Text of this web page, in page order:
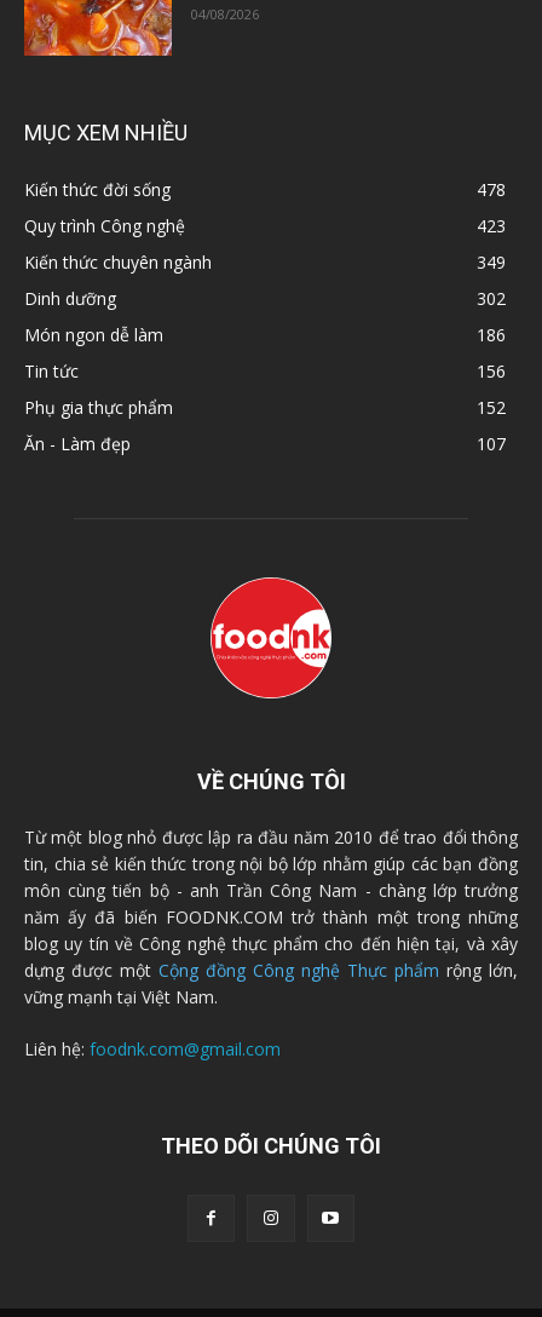
04/08/2026
MỤC XEM NHIỀU
Kiến thức đời sống
478
Quy trình Công nghệ
423
Kiến thức chuyên ngành
349
Dinh dưỡng
302
Món ngon dễ làm
186
Tin tức
156
Phụ gia thực phẩm
152
Ăn - Làm đẹp
107
VỀ CHÚNG TÔI
Từ một blog nhỏ được lập ra đầu năm 2010 để trao đổi thông
tin, chia sẻ kiến thức trong nội bộ lớp nhằm giúp các bạn đồng
môn cùng tiến bộ - anh Trần Công Nam - chàng lớp trưởng
năm ấy đã biến FOODNK.COM trở thành một trong những
blog uy tín về Công nghệ thực phẩm cho đến hiện tại, và xây
dựng được một Cộng đồng Công nghệ Thực phẩm rộng lớn,
vững mạnh tại Việt Nam.
Liên hệ: foodnk.com@gmail.com
THEO DÕI CHÚNG TÔI